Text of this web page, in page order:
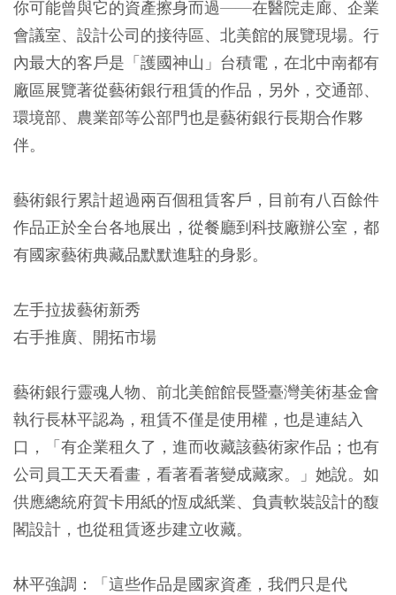
你可能曾與它的資產擦身而過——在醫院走廊、企業
會議室、設計公司的接待區、北美館的展覽現場。行
內最大的客戶是「護國神山」台積電，在北中南都有
廠區展覽著從藝術銀行租賃的作品，另外，交通部、
環境部、農業部等公部門也是藝術銀行長期合作夥
伴。
藝術銀行累計超過兩百個租賃客戶，目前有八百餘件
作品正於全台各地展出，從餐廳到科技廠辦公室，都
有國家藝術典藏品默默進駐的身影。
左手拉拔藝術新秀
右手推廣、開拓市場
藝術銀行靈魂人物、前北美館館長暨臺灣美術基金會
執行長林平認為，租賃不僅是使用權，也是連結入
口，「有企業租久了，進而收藏該藝術家作品；也有
公司員工天天看畫，看著看著變成藏家。」她說。如
供應總統府賀卡用紙的恆成紙業、負責軟裝設計的馥
閣設計，也從租賃逐步建立收藏。
林平強調：「這些作品是國家資產，我們只是代